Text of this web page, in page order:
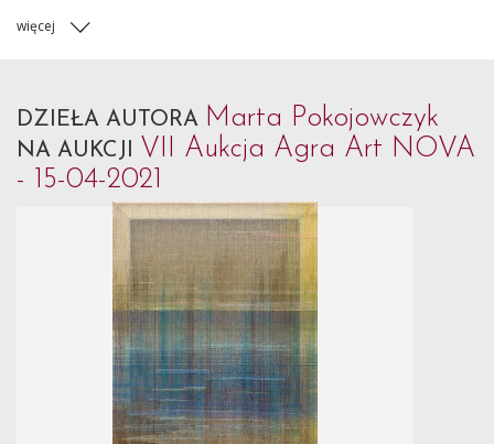
więcej
DZIEŁA AUTORA Marta Pokojowczyk
NA AUKCJI VII Aukcja Agra Art NOVA
- 15-04-2021